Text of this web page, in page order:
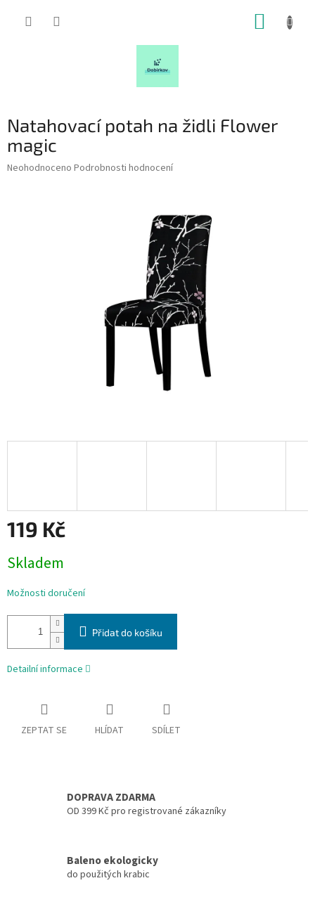
Natahovací potah na židli Flower
magic
Průměrné
Neohodnoceno Podrobnosti hodnocení
119 Kč
cena:
Skladem
Možnosti doručení
Přidat do košíku
Detailní informace
ZEPTAT SE HLÍDAT SDÍLET
DOPRAVA ZDARMA
OD 399 Kč pro registrované zákazníky
Baleno ekologicky
do použitých krabic